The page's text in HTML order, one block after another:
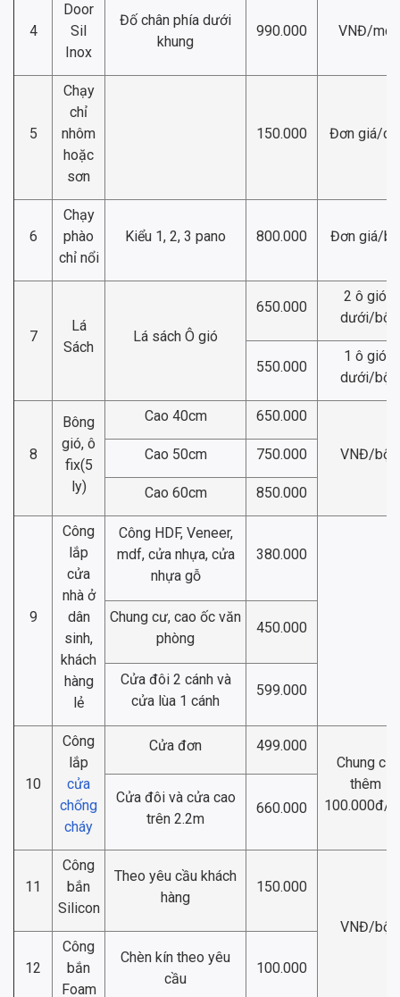
4
Door
Sil
Inox
Đố chân phía dưới
khung
990.000 VNĐ/md
5
Chạy
chỉ
nhôm
hoặc
sơn
150.000 Đơn giá/chỉ
6
Chạy
phào
chỉ nổi
Kiểu 1, 2, 3 pano 800.000 Đơn giá/bộ
7
Lá
Sách
Lá sách Ô gió
650.000
2 ô gió
dưới/bộ
550.000
1 ô gió
dưới/bộ
8
Bông
gió, ô
fix(5
ly)
Cao 40cm 650.000
VNĐ/bộ
Cao 50cm 750.000
Cao 60cm 850.000
9
Công
lắp
cửa
nhà ở
dân
sinh,
khách
hàng
lẻ
Công HDF, Veneer,
mdf, cửa nhựa, cửa
nhựa gỗ
380.000
Chung cư, cao ốc văn
phòng
450.000
Cửa đôi 2 cánh và
cửa lùa 1 cánh
599.000
10
Công
lắp
cửa
chống
cháy
Cửa đơn
499.000
Chung cư
thêm
100.000đ/
Cửa đôi và cửa cao
trên 2.2m
660.000
11
Công
bắn
Silicon
Theo yêu cầu khách
hàng
150.000
VNĐ/bộ
12
Công
bắn
Foam
Chèn kín theo yêu
cầu
100.000